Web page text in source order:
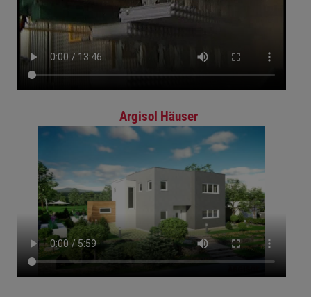
Argisol Häuser